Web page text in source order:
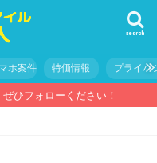
search
ホ案件 特価情報 プライバ
ひフォローください！